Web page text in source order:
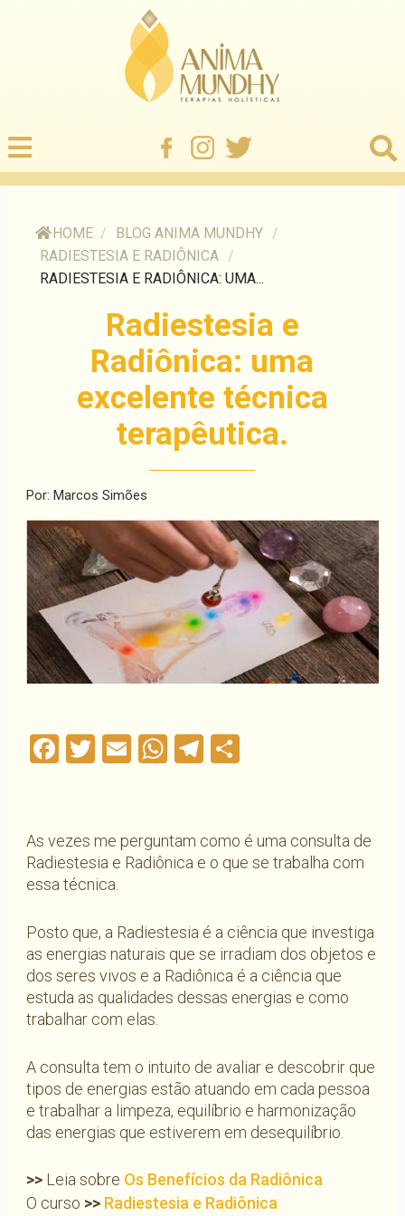
HOME / BLOG ANIMA MUNDHY /
RADIESTESIA E RADIÔNICA /
RADIESTESIA E RADIÔNICA: UMA...
Radiestesia e
Radiônica: uma
excelente técnica
terapêutica.
Por: Marcos Simões
Facebook
Twitter
EmailWhatsApp
Telegram
As vezes me perguntam como é uma consulta de
Radiestesia e Radiônica e o que se trabalha com
essa técnica.
Posto que, a Radiestesia é a ciência que investiga
as energias naturais que se irradiam dos objetos e
dos seres vivos e a Radiônica é a ciência que
estuda as qualidades dessas energias e como
trabalhar com elas.
A consulta tem o intuito de avaliar e descobrir que
tipos de energias estão atuando em cada pessoa
e trabalhar a limpeza, equilíbrio e harmonização
das energias que estiverem em desequilíbrio.
>>Leia sobre Os Benefícios da Radiônica
O curso >> Radiestesia e Radiônica